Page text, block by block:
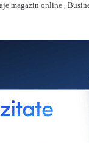
magazin online ,